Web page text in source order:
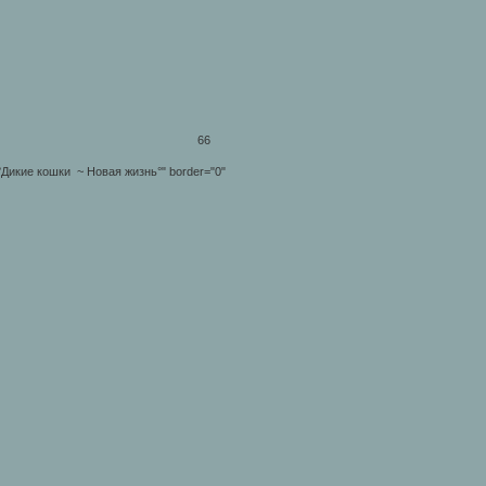
66
кошки ~ Новая жизнь°" border="0"